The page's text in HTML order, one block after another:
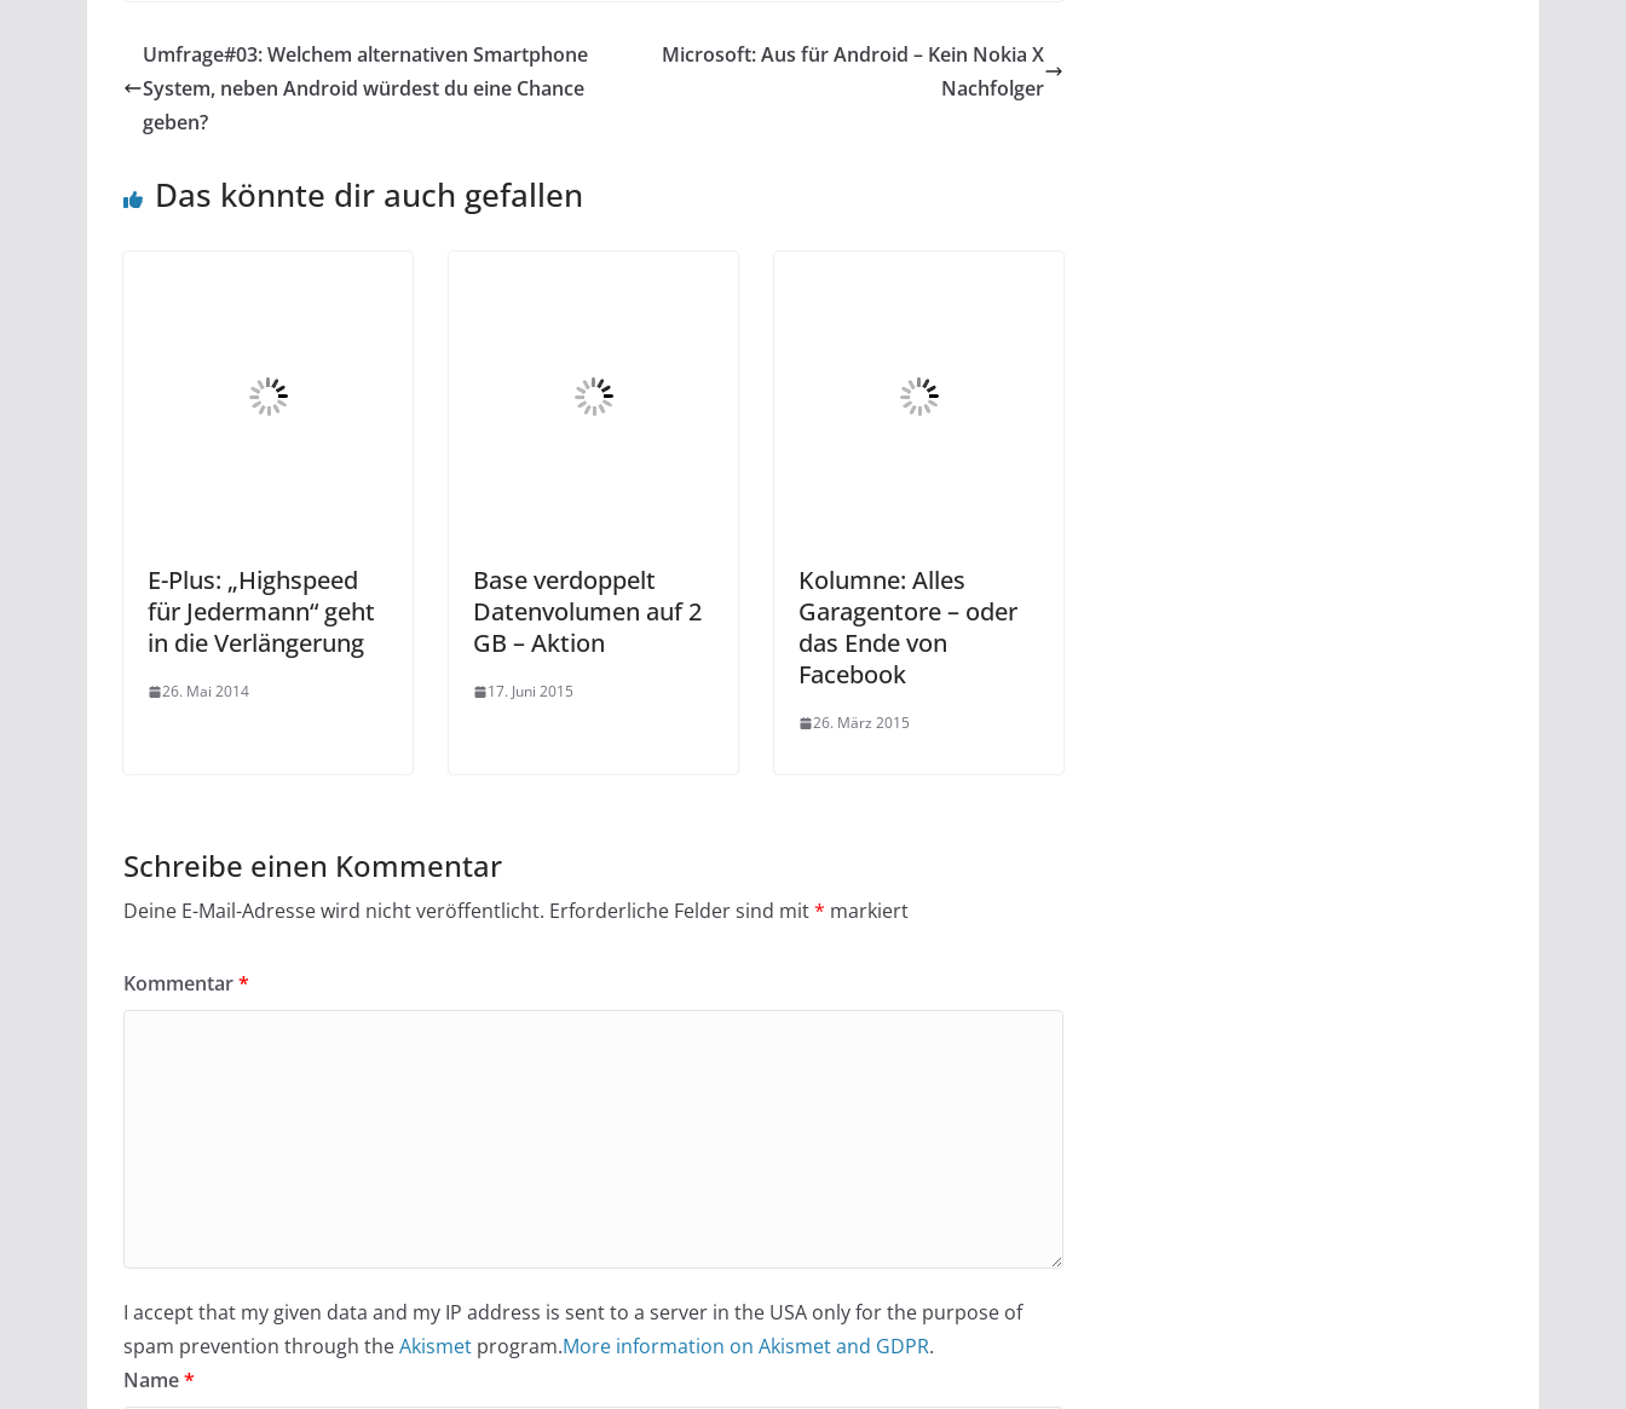
Umfrage#03: Welchem alternativen Smartphone
System, neben Android würdest du eine Chance
geben?
Microsoft: Aus für Android – Kein Nokia X
Nachfolger
Das könnte dir auch gefallen
E-Plus: „Highspeed
für Jedermann“ geht
in die Verlängerung
26. Mai 2014
Base verdoppelt
Datenvolumen auf 2
GB – Aktion
17. Juni 2015
Kolumne: Alles
Garagentore – oder
das Ende von
Facebook
26. März 2015
Schreibe einen Kommentar
Deine E-Mail-Adresse wird nicht veröffentlicht. Erforderliche Felder sind mit* markiert
Kommentar*
I accept that my given data and my IP address is sent to a server in the USA only for the purpose of
spam prevention through theAkismet program.More information on Akismet and GDPR.
Name*